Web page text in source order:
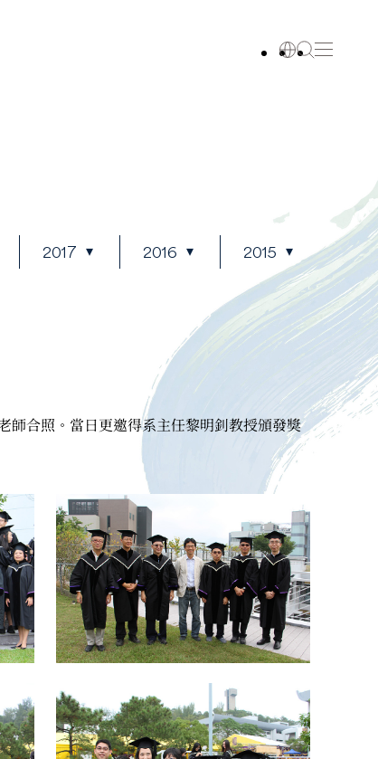
2017 2016 2015
師合照。當日更邀得系主任黎明釗教授頒發獎